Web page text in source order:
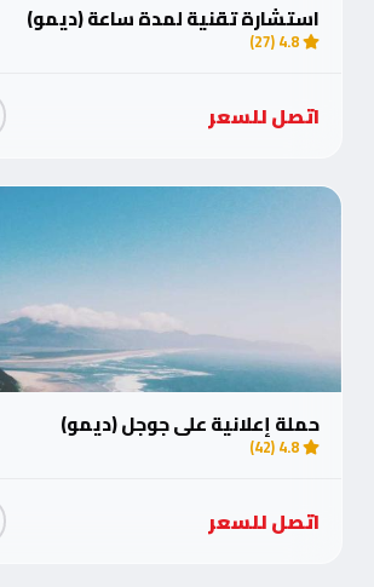
استشارة تقنية لمدة ساعة (ديمو)
4.8 (27)
اتصل للسعر
حملة إعلانية على جوجل (ديمو)
4.8 (42)
اتصل للسعر